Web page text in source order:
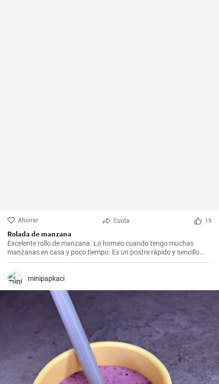
Ahorrar Cuota 19
Rolada de manzana
Excelente rollo de manzana. Lo horneo cuando tengo muchas
manzanas en casa y poco tiempo. Es un postre rápido y sencillo
que siempre agrada.
minipapkaci